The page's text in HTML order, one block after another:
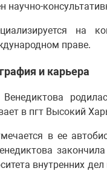
научно-
на
праве.
и карьера
в пгт Высокий
в ее
внутренних